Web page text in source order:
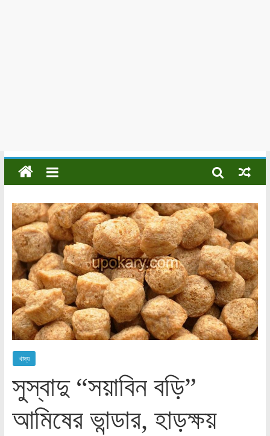
খাদ্য
সুস্বাদু “সয়াবিন বড়ি”
আমিষের ভান্ডার, হাড়ক্ষয়